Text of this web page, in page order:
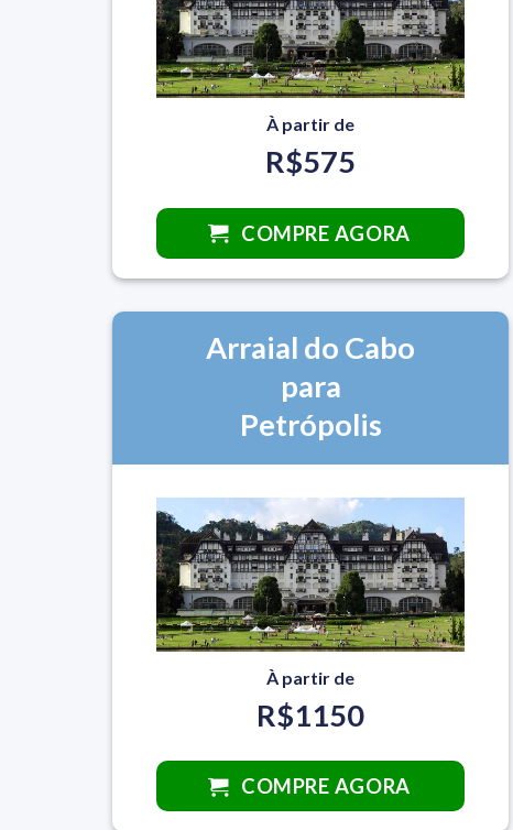
À partir de
R$575
COMPRE AGORA
Arraial do Cabo
para
Petrópolis
À partir de
R$1150
COMPRE AGORA